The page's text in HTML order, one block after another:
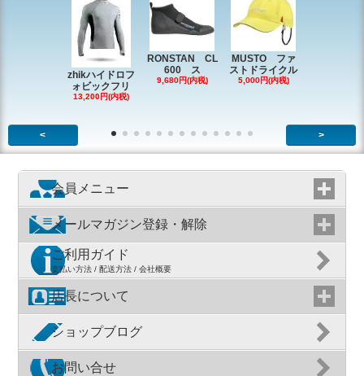
zhikハイドロフ
ォビックフリ
13,200円(内税)
RONSTAN CL
600 ス
9,680円(内税)
MUSTO ファ
ストドライクル
5,000円(内税)
< >
会員メニュー
メールマガジン登録・解除
ご利用ガイド
支払い方法 / 配送方法 / 会社概要
店長について
ショップブログ
お問い合せ